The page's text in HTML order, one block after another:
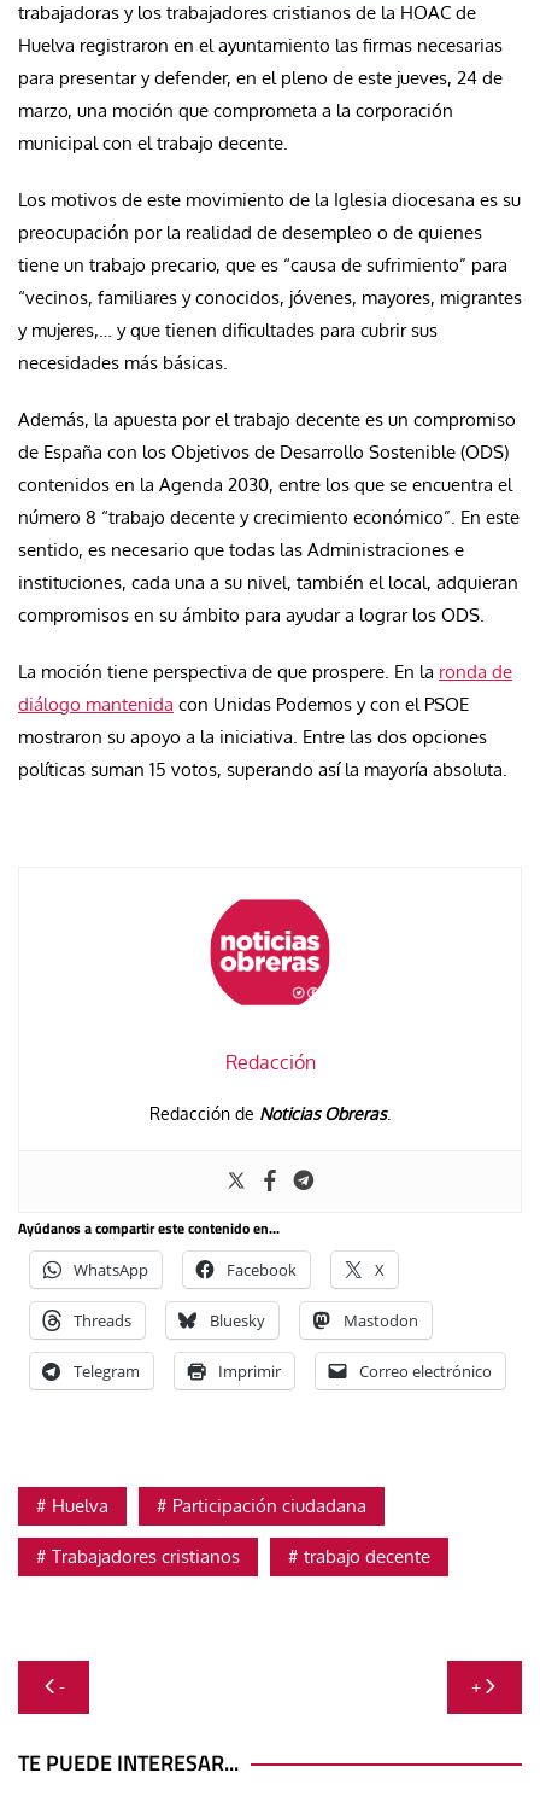
trabajadoras y los trabajadores cristianos de la HOAC de
Huelva registraron en el ayuntamiento las firmas necesarias
para presentar y defender, en el pleno de este jueves, 24 de
marzo, una moción que comprometa a la corporación
municipal con el trabajo decente.
Los motivos de este movimiento de la Iglesia diocesana es su
preocupación por la realidad de desempleo o de quienes
tiene un trabajo precario, que es “causa de sufrimiento” para
“vecinos, familiares y conocidos, jóvenes, mayores, migrantes
y mujeres,… y que tienen dificultades para cubrir sus
necesidades más básicas.
Además, la apuesta por el trabajo decente es un compromiso
de España con los Objetivos de Desarrollo Sostenible (ODS)
contenidos en la Agenda 2030, entre los que se encuentra el
número 8 “trabajo decente y crecimiento económico”. En este
sentido, es necesario que todas las Administraciones e
instituciones, cada una a su nivel, también el local, adquieran
compromisos en su ámbito para ayudar a lograr los ODS.
La moción tiene perspectiva de que prospere. En la ronda de
diálogo mantenida con Unidas Podemos y con el PSOE
mostraron su apoyo a la iniciativa. Entre las dos opciones
políticas suman 15 votos, superando así la mayoría absoluta.
Redacción
Redacción de Noticias Obreras.
Ayúdanos a compartir este contenido en...
WhatsApp Facebook X
Threads Bluesky Mastodon
Telegram Imprimir Correo electrónico
Huelva Participación ciudadana
Trabajadores cristianos trabajo decente
Navegación
de
entradas
- +
TE PUEDE INTERESAR...